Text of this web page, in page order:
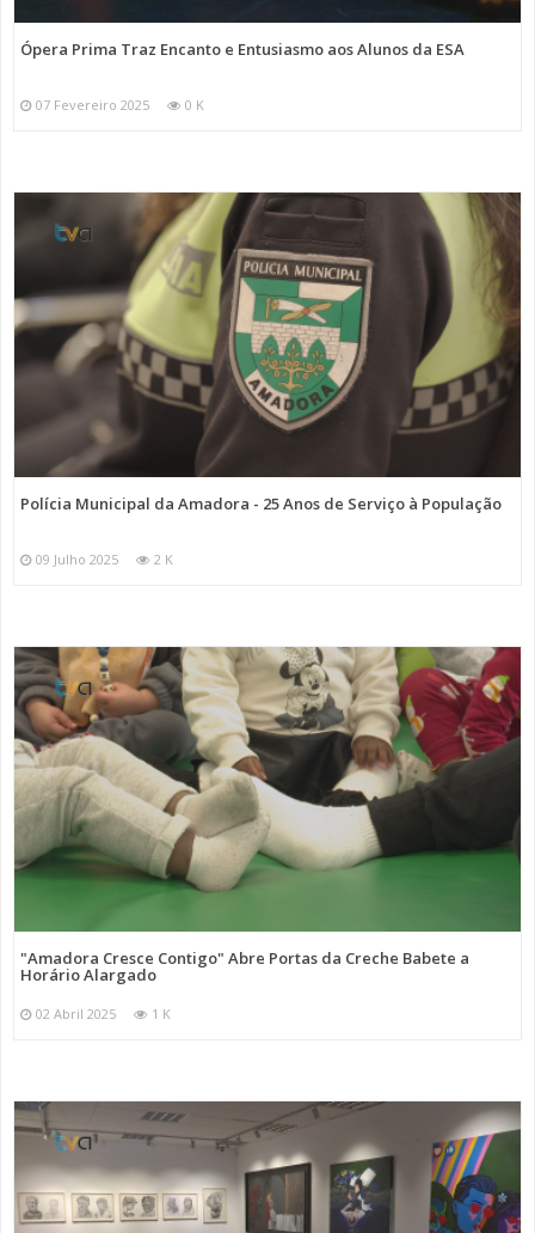
Ópera Prima Traz Encanto e Entusiasmo aos Alunos da ESA
07 Fevereiro 2025 0 K
Polícia Municipal da Amadora - 25 Anos de Serviço à População
09 Julho 2025 2 K
"Amadora Cresce Contigo" Abre Portas da Creche Babete a
Horário Alargado
02 Abril 2025 1 K